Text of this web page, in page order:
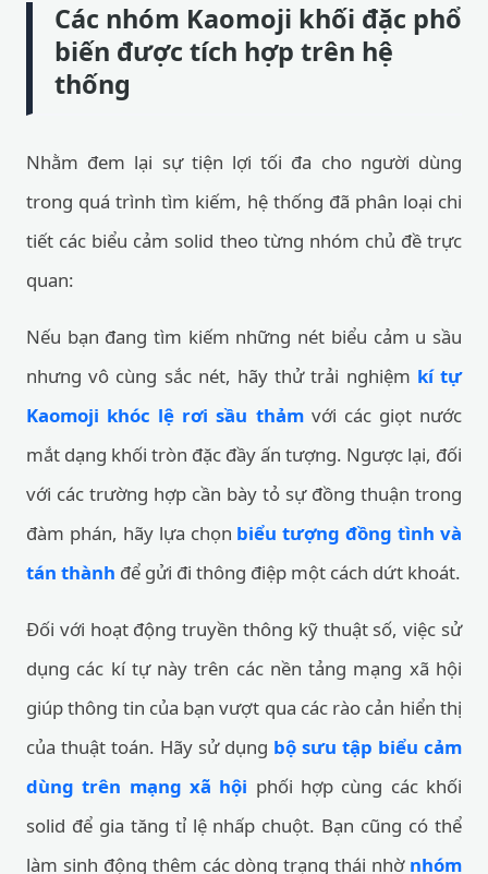
Các nhóm Kaomoji khối đặc phổ
biến được tích hợp trên hệ
thống
Nhằm đem lại sự tiện lợi tối đa cho người dùng
trong quá trình tìm kiếm, hệ thống đã phân loại chi
tiết các biểu cảm solid theo từng nhóm chủ đề trực
quan:
Nếu bạn đang tìm kiếm những nét biểu cảm u sầu
nhưng vô cùng sắc nét, hãy thử trải nghiệm kí tự
Kaomoji khóc lệ rơi sầu thảmvới các giọt nước
mắt dạng khối tròn đặc đầy ấn tượng. Ngược lại, đối
với các trường hợp cần bày tỏ sự đồng thuận trong
đàm phán, hãy lựa chọn biểu tượng đồng tình và
tán thành để gửi đi thông điệp một cách dứt khoát.
Đối với hoạt động truyền thông kỹ thuật số, việc sử
dụng các kí tự này trên các nền tảng mạng xã hội
giúp thông tin của bạn vượt qua các rào cản hiển thị
của thuật toán. Hãy sử dụng bộ sưu tập biểu cảm
dùng trên mạng xã hội phối hợp cùng các khối
solid để gia tăng tỉ lệ nhấp chuột. Bạn cũng có thể
làm sinh động thêm các dòng trạng thái nhờ nhóm